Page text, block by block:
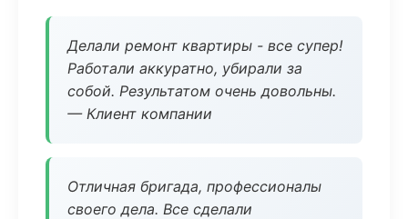
Делали ремонт квартиры - все супер!
Работали аккуратно, убирали за
собой. Результатом очень довольны.
— Клиент компании
Отличная бригада, профессионалы
своего дела. Все сделали